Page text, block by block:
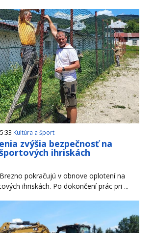
Kultúra a šport
zvýšia bezpečnosť na
ihriskách
pokračujú v obnove oplotení na
ihriskách. Po dokončení prác pri ...